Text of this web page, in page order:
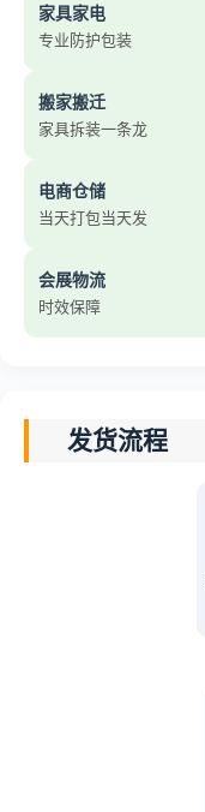
家具家电
专业防护包装
搬家搬迁
家具拆装一条龙
电商仓储
当天打包当天发
会展物流
时效保障
发货流程